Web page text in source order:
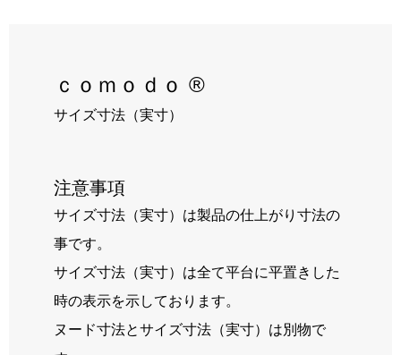
ｃｏｍｏｄｏ ®
サイズ寸法（実寸）
注意事項
サイズ寸法（実寸）は製品の仕上がり寸法の
事です。
サイズ寸法（実寸）は全て平台に平置きした
時の表示を示しております。
ヌード寸法とサイズ寸法（実寸）は別物で